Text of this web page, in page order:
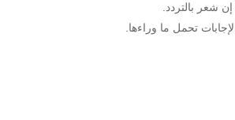
إن شعر بالتردد.
تحمل ما وراءها.